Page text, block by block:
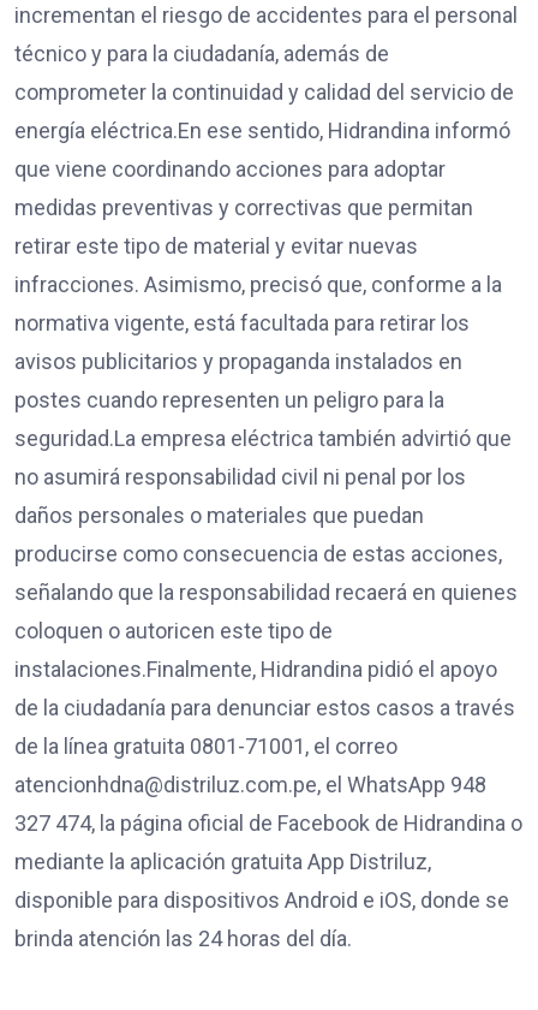
incrementan el riesgo de accidentes para el personal
técnico y para la ciudadanía, además de
comprometer la continuidad y calidad del servicio de
energía eléctrica.En ese sentido, Hidrandina informó
que viene coordinando acciones para adoptar
medidas preventivas y correctivas que permitan
retirar este tipo de material y evitar nuevas
infracciones. Asimismo, precisó que, conforme a la
normativa vigente, está facultada para retirar los
avisos publicitarios y propaganda instalados en
postes cuando representen un peligro para la
seguridad.La empresa eléctrica también advirtió que
no asumirá responsabilidad civil ni penal por los
daños personales o materiales que puedan
producirse como consecuencia de estas acciones,
señalando que la responsabilidad recaerá en quienes
coloquen o autoricen este tipo de
instalaciones.Finalmente, Hidrandina pidió el apoyo
de la ciudadanía para denunciar estos casos a través
de la línea gratuita 0801-71001, el correo
atencionhdna@distriluz.com.pe, el WhatsApp 948
327 474, la página oficial de Facebook de Hidrandina o
mediante la aplicación gratuita App Distriluz,
disponible para dispositivos Android e iOS, donde se
brinda atención las 24 horas del día.